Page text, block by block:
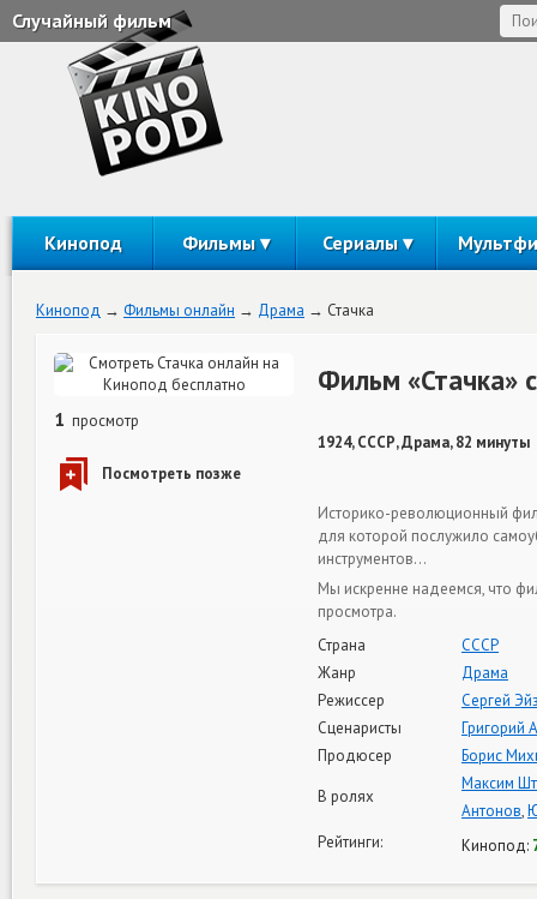
Случайный фильм
Кинопод Фильмы Сериалы
Кинопод Фильмы онлайн Драма Стачка
1 просмотр
Фильм «Стачка»
1924, СССР, Драма, 82 минуты
Историко-революционный
для которой послужило
инструментов…
Мы искренне надеемся, что
просмотра.
Страна
СССР
Жанр
Драма
Режиссер
Сергей
Сценаристы
Григорий
Продюсер
Борис
В ролях
Максим
Антонов,
Рейтинги:
Кинопод: